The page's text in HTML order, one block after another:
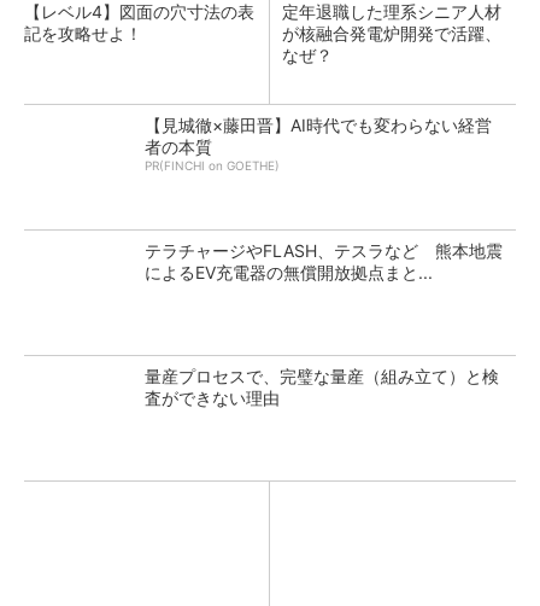
【レベル4】図面の穴寸法の表
記を攻略せよ！
定年退職した理系シニア人材
が核融合発電炉開発で活躍、
なぜ？
【見城徹×藤田晋】AI時代でも変わらない経営
者の本質
PR(FINCHI on GOETHE)
テラチャージやFLASH、テスラなど 熊本地震
によるEV充電器の無償開放拠点まと...
量産プロセスで、完璧な量産（組み立て）と検
査ができない理由